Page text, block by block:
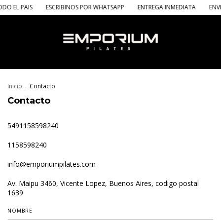
EL PAIS ESCRIBINOS POR WHATSAPP ENTREGA INMEDIATA
Inicio . Contacto
Contacto
5491158598240
1158598240
info@emporiumpilates.com
Av. Maipu 3460, Vicente Lopez, Buenos Aires, codigo postal
1639
NOMBRE